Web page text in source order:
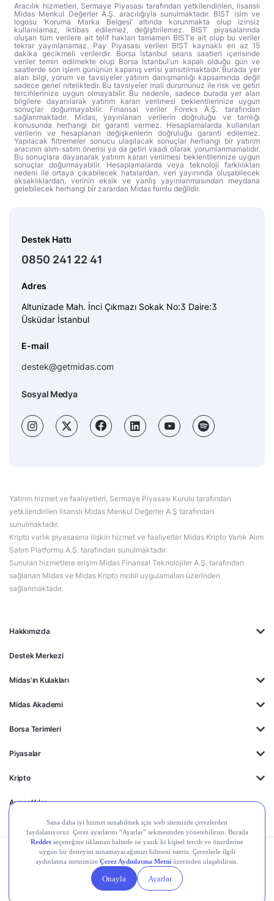
Aracılık hizmetleri, Sermaye Piyasası tarafından yetkilendirilen, lisanslı
Midas Menkul Değerler A.Ş. aracılığıyla sunulmaktadır. BIST isim ve
logosu ‘Koruma Marka Belgesi’ altında korunmakta olup izinsiz
kullanılamaz, iktibas edilemez, değiştirilemez. BIST piyasalarında
oluşan tüm verilere ait telif hakları tamamen BIST’e ait olup bu veriler
tekrar yayınlanamaz. Pay Piyasası verileri BIST kaynaklı en az 15
dakika gecikmeli verilerdir. Borsa İstanbul seans saatleri içerisinde
veriler temin edilmekte olup Borsa İstanbul’un kapalı olduğu gün ve
saatlerde son işlem gününün kapanış verisi yansıtılmaktadır. Burada yer
alan bilgi, yorum ve tavsiyeler yatırım danışmanlığı kapsamında değil
sadece genel niteliktedir. Bu tavsiyeler mali durumunuz ile risk ve getiri
tercihlerinize uygun olmayabilir. Bu nedenle, sadece burada yer alan
bilgilere dayanılarak yatırım kararı verilmesi beklentilerinize uygun
sonuçlar doğurmayabilir. Finansal veriler Foreks A.Ş. tarafından
sağlanmaktadır. Midas, yayınlanan verilerin doğruluğu ve tamlığı
konusunda herhangi bir garanti vermez. Hesaplamalarda kullanılan
verilerin ve hesaplanan değişkenlerin doğruluğu garanti edilemez.
Yapılacak filtremeler sonucu ulaşılacak sonuçlar herhangi bir yatırım
aracının alım-satım önerisi ya da getiri vaadi olarak yorumlanmamalıdır.
Bu sonuçlara dayanarak yatırım kararı verilmesi beklentilerinize uygun
sonuçlar doğurmayabilir. Hesaplamalarda veya teknoloji farklılıkları
nedeni ile ortaya çıkabilecek hatalardan, veri yayınında oluşabilecek
aksaklıklardan, verinin eksik ve yanlış yayınlanmasından meydana
gelebilecek herhangi bir zarardan Midas fumlu değildir.
Hakkımızda
Destek Merkezi
Midas'ın Kulakları
Midas Akademi
Borsa Terimleri
Piyasalar
Kripto
Ayrıcalıklar
Destek Hattı
0850 241 22 41
Adres
Altunizade Mah. İnci Çıkmazı Sokak No:3 Daire:3
Üsküdar İstanbul
E-mail
destek@getmidas.com
Sosyal Medya
Yatırım hizmet ve faaliyetleri, Sermaye Piyasası Kurulu tarafından
yetkilendirilen lisanslı Midas Menkul Değerler A.Ş tarafından
sunulmaktadır.
Kripto varlık piyasasına ilişkin hizmet ve faaliyetler Midas Kripto Varlık Alım
Satım Platformu A.Ş. tarafından sunulmaktadır.
Sunulan hizmetlere erişim Midas Finansal Teknolojiler A.Ş. tarafından
sağlanan Midas ve Midas Kripto mobil uygulamaları üzerinden
sağlanmaktadır.
Kişisel Verilerin
Gizlilik
Politikası
Yasal
Duyurular
Çerez